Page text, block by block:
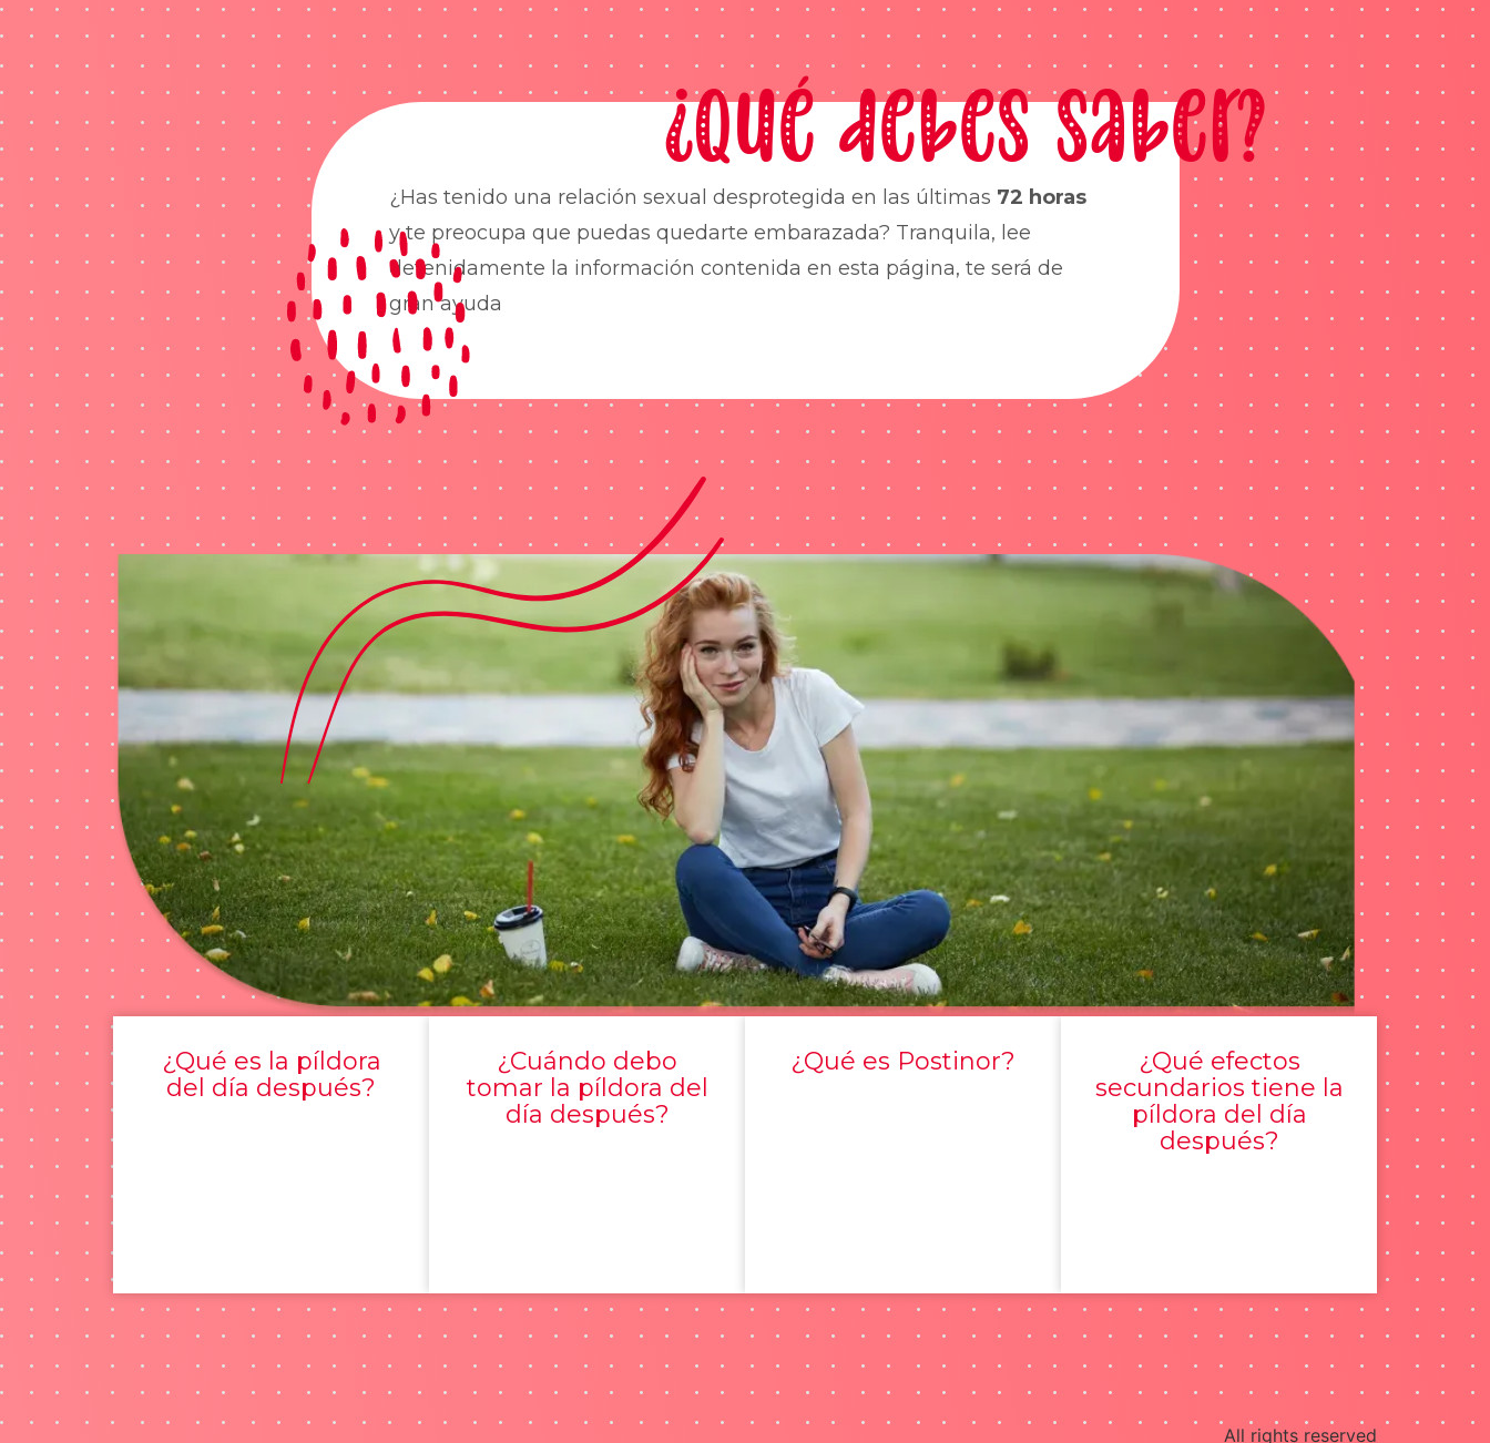
¿Qué debes saber?
¿Has tenido una relación sexual desprotegida en las últimas 72 horas
y te preocupa que puedas quedarte embarazada? Tranquila, lee
detenidamente la información contenida en esta página, te será de
gran ayuda
¿Qué es la píldora
del día después?
¿Cuándo debo
tomar la píldora del
día después?
¿Qué es Postinor?
¿Qué efectos
secundarios tiene la
píldora del día
después?
All rights reserved